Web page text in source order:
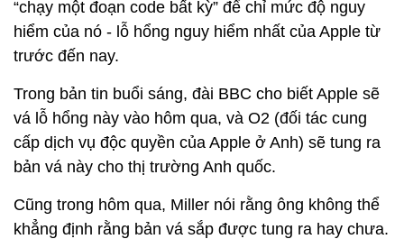
“chạy một đoạn code bất kỳ” để chỉ mức độ nguy
hiểm của nó - lỗ hổng nguy hiểm nhất của Apple từ
trước đến nay.
Trong bản tin buổi sáng, đài BBC cho biết Apple sẽ
vá lỗ hổng này vào hôm qua, và O2 (đối tác cung
cấp dịch vụ độc quyền của Apple ở Anh) sẽ tung ra
bản vá này cho thị trường Anh quốc.
Cũng trong hôm qua, Miller nói rằng ông không thể
khẳng định rằng bản vá sắp được tung ra hay chưa.